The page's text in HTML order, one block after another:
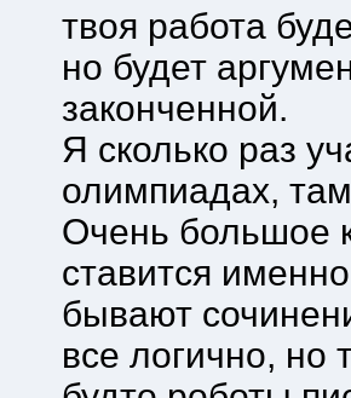
твоя работа
но будет
законченной.
Я сколько раз
олимпиадах,
Очень большое
ставится
бывают
все логично, но